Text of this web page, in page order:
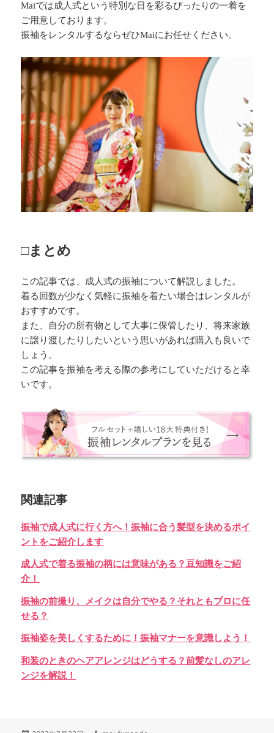
Maiでは成人式という特別な日を彩るぴったりの一着を
ご用意しております。
振袖をレンタルするならぜひMaiにお任せください。
□まとめ
この記事では、成人式の振袖について解説しました。
着る回数が少なく気軽に振袖を着たい場合はレンタルが
おすすめです。
また、自分の所有物として大事に保管したり、将来家族
に譲り渡したりしたいという思いがあれば購入も良いで
しょう。
この記事を振袖を考える際の参考にしていただけると幸
いです。
関連記事
振袖で成人式に行く方へ！振袖に合う髪型を決めるポイ
ントをご紹介します
成人式で着る振袖の柄には意味がある？豆知識をご紹
介！
振袖の前撮り、メイクは自分でやる？それともプロに任
せる？
振袖姿を美しくするために！振袖マナーを意識しよう！
和装のときのヘアアレンジはどうする？前髪なしのアレ
ンジを解説！